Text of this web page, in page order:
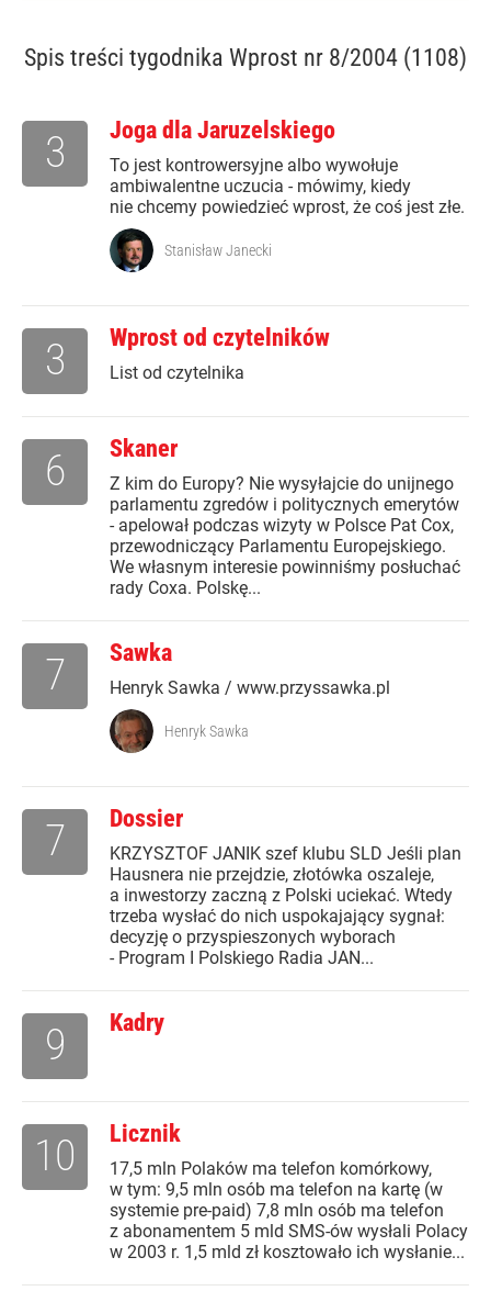
Spis treści tygodnika Wprost nr 8/2004 (1108)
Joga dla Jaruzelskiego
To jest kontrowersyjne albo wywołuje
ambiwalentne uczucia - mówimy, kiedy
nie chcemy powiedzieć wprost, że coś jest złe.
3
Stanisław Janecki
Wprost od czytelników
List od czytelnika
3
Skaner
Z kim do Europy? Nie wysyłajcie do unijnego
parlamentu zgredów i politycznych emerytów
- apelował podczas wizyty w Polsce Pat Cox,
przewodniczący Parlamentu Europejskiego.
We własnym interesie powinniśmy posłuchać
rady Coxa. Polskę...
6
Sawka
Henryk Sawka / www.przyssawka.pl
7
Henryk Sawka
Dossier
KRZYSZTOF JANIK szef klubu SLD Jeśli plan
Hausnera nie przejdzie, złotówka oszaleje,
a inwestorzy zaczną z Polski uciekać. Wtedy
trzeba wysłać do nich uspokajający sygnał:
decyzję o przyspieszonych wyborach
- Program I Polskiego Radia JAN...
7
Kadry
9
Licznik
17,5 mln Polaków ma telefon komórkowy,
w tym: 9,5 mln osób ma telefon na kartę (w
systemie pre-paid) 7,8 mln osób ma telefon
z abonamentem 5 mld SMS-ów wysłali Polacy
w 2003 r. 1,5 mld zł kosztowało ich wysłanie...
10